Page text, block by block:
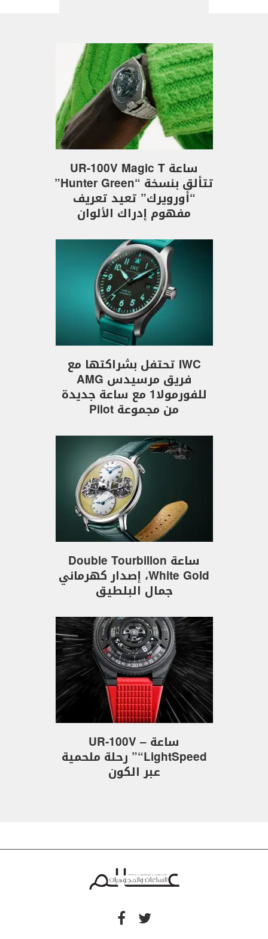
ساعة UR-100V Magic T
تتألق بنسخة “Hunter Green”
“أورويرك” تعيد تعريف
مفهوم إدراك الألوان
IWC تحتفل بشراكتها مع
فريق مرسيدس AMG
للفورمولا1 مع ساعة جديدة
من مجموعة Pilot
ساعة Double Tourbillon
White Gold، إصدار كهرماني
جمال البلطيق
ساعة UR-100V –
“LightSpeed” رحلة ملحمية
عبر الكون